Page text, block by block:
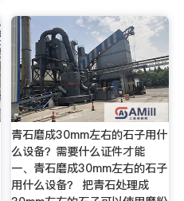
青石磨成30mm左右的石子用什
么设备？需要什么证件才能
一、青石磨成30mm左右的石子
用什么设备？ 把青石处理成